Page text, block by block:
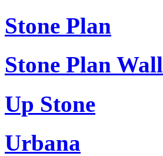
Stone Plan
Stone Plan Wall
Up Stone
Urbana